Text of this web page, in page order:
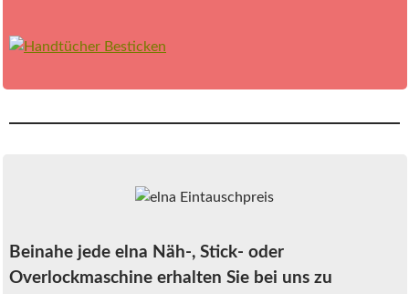
Beinahe jede elna Näh-, Stick- oder
Overlockmaschine erhalten Sie bei uns zu